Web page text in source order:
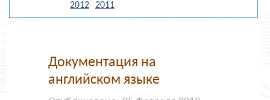
НОВОСТИ
2012
2011
Документация на
английском языке